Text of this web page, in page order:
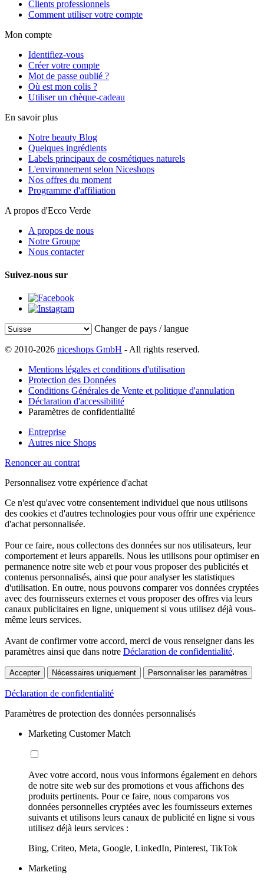
Clients professionnels
Comment utiliser votre compte
Mon compte
Identifiez-vous
Créer votre compte
Mot de passe oublié ?
Où est mon colis ?
Utiliser un chèque-cadeau
En savoir plus
Notre beauty Blog
Quelques ingrédients
Labels principaux de cosmétiques naturels
L'environnement selon Niceshops
Nos offres du moment
Programme d'affiliation
A propos d'Ecco Verde
A propos de nous
Notre Groupe
Nous contacter
Suivez-nous sur
Changer de pays / langue
© 2010-2026 niceshops GmbH - All rights reserved.
Mentions légales et conditions d'utilisation
Protection des Données
Conditions Générales de Vente et politique d'annulation
Déclaration d'accessibilité
Paramètres de confidentialité
Entreprise
Autres nice Shops
Renoncer au contrat
Personnalisez votre expérience d'achat
Ce n'est qu'avec votre consentement individuel que nous utilisons
des cookies et d'autres technologies pour vous offrir une expérience
d'achat personnalisée.
Pour ce faire, nous collectons des données sur nos utilisateurs, leur
comportement et leurs appareils. Nous les utilisons pour optimiser en
permanence notre site web et pour vous proposer des publicités et
contenus personnalisés, ainsi que pour analyser les statistiques
d'utilisation. En outre, nous pouvons comparer vos données cryptées
avec des fournisseurs externes et vous proposer des offres via leurs
canaux publicitaires en ligne, uniquement si vous utilisez déjà vous-
même leurs services.
Avant de confirmer votre accord, merci de vous renseigner dans les
paramètres ainsi que dans notre Déclaration de confidentialité.
Accepter Nécessaires uniquement Personnaliser les paramètres
Déclaration de confidentialité
Paramètres de protection des données personnalisés
Marketing Customer Match
Avec votre accord, nous vous informons également en dehors
de notre site web sur des promotions et vous affichons des
produits pertinents. Pour ce faire, nous comparons vos
données personnelles cryptées avec les fournisseurs externes
suivants et utilisons leurs canaux de publicité en ligne si vous
utilisez déjà leurs services :
Bing, Criteo, Meta, Google, LinkedIn, Pinterest, TikTok
Marketing